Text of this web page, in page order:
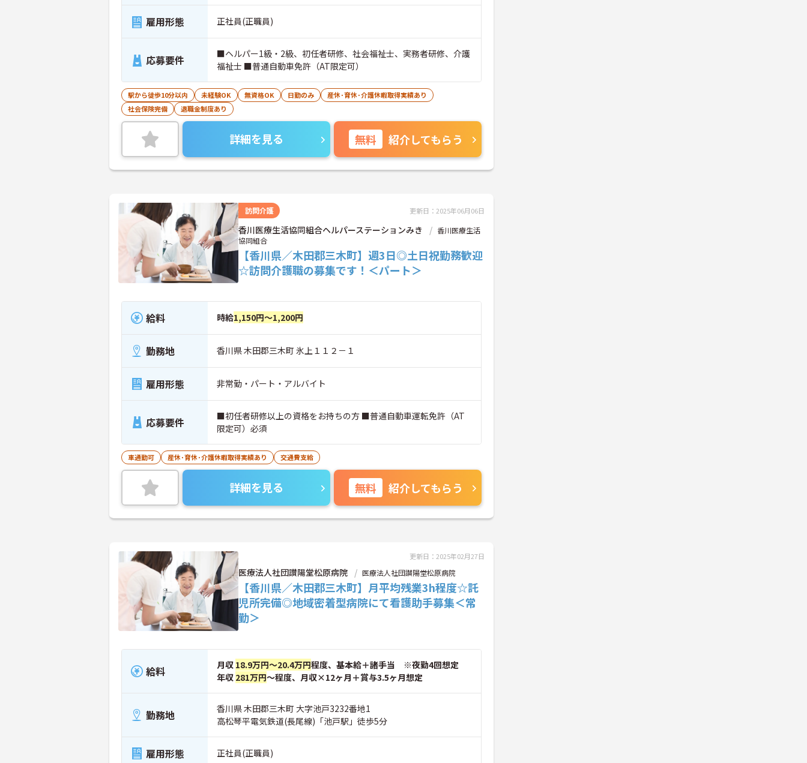
雇用形態 正社員(正職員)
応募要件
■ヘルパー1級・2級、初任者研修、社会福祉士、実務者研修、介護
福祉士 ■普通自動車免許（AT限定可）
駅から徒歩10分以内 未経験OK 無資格OK 日勤のみ
産休･育休･介護休暇取得実績あり
社会保険完備
退職金制度あり
詳細を見る 無料 紹介してもらう
訪問介護 更新日：2025年06月06日
香川医療生活協同組合ヘルパーステーションみき
香川医療生活
協同組合
【香川県／木田郡三木町】週3日◎土日祝勤務歓迎
☆訪問介護職の募集です！＜パート＞
給料 時給1,150円～1,200円
勤務地 香川県 木田郡三木町 氷上１１２－１
雇用形態 非常勤・パート・アルバイト
応募要件
■初任者研修以上の資格をお持ちの方 ■普通自動車運転免許（AT
限定可）必須
車通勤可 産休･育休･介護休暇取得実績あり 交通費支給
詳細を見る 無料 紹介してもらう
更新日：2025年02月27日
医療法人社団讃陽堂松原病院 医療法人社団讃陽堂松原病院
【香川県／木田郡三木町】月平均残業3h程度☆託
児所完備◎地域密着型病院にて看護助手募集＜常
勤＞
給料 月収 18.9万円～20.4万円程度、基本給＋諸手当 ※夜勤4回想定
年収 281万円～程度、月収×12ヶ月＋賞与3.5ヶ月想定
勤務地
香川県 木田郡三木町 大字池戸3232番地1
高松琴平電気鉄道(長尾線)「池戸駅」徒歩5分
雇用形態 正社員(正職員)